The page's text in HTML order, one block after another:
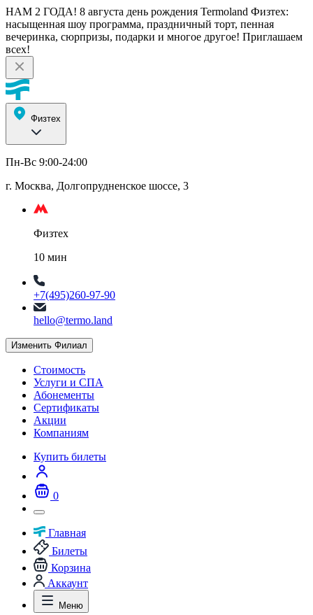
НАМ 2 ГОДА! 8 августа день рождения Termoland Физтех:
насыщенная шоу программа, праздничный торт, пенная
вечеринка, сюрпризы, подарки и многое другое! Приглашаем
всех!
Физтех
Пн-Вс 9:00-24:00
г. Москва, Долгопрудненское шоссе, 3
Физтех
10 мин
+7(495)260-97-90
hello@termo.land
Изменить Филиал
Стоимость
Услуги и СПА
Абонементы
Сертификаты
Акции
Компаниям
Купить билеты
0
Главная
Билеты
Корзина
Аккаунт
Меню